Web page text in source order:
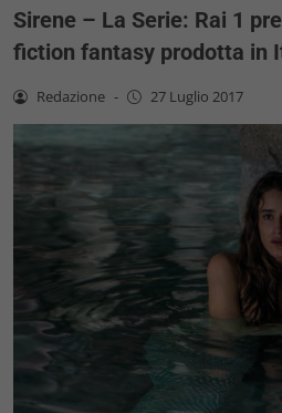
Sirene – La Serie: Rai 1
fiction fantasy prodotta in
Redazione - 27 Luglio 2017